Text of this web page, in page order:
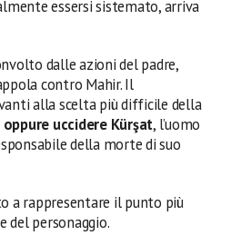
essersi sistemato, arriva
dalle azioni del padre,
contro Mahir. Il
alla scelta più difficile della
uccidere Kürşat, l’uomo
della morte di suo
a rappresentare il punto più
del personaggio.